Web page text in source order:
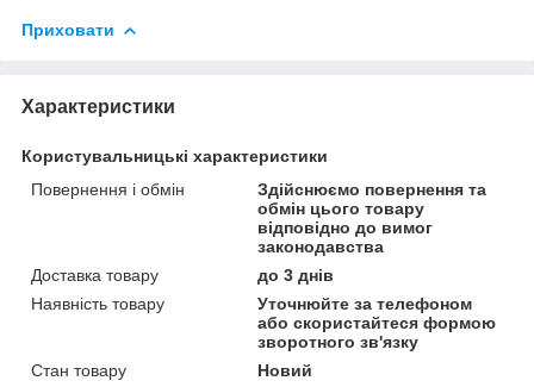
Приховати
Характеристики
Користувальницькі характеристики
Повернення і обмін
Здійснюємо повернення та
обмін цього товару
відповідно до вимог
законодавства
Доставка товару
до 3 днів
Наявність товару
Уточнюйте за телефоном
або скористайтеся формою
зворотного зв'язку
Стан товару
Новий